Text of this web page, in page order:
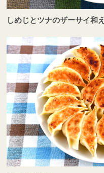
しめじとツナのザーサイ和え